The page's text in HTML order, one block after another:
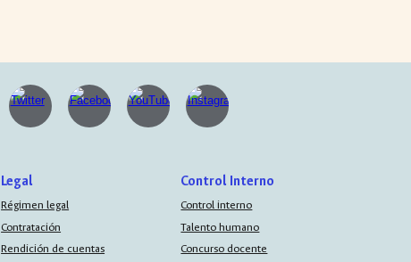
Legal
Régimen legal
Contratación
Rendición de cuentas
Control Interno
Control interno
Talento humano
Concurso docente